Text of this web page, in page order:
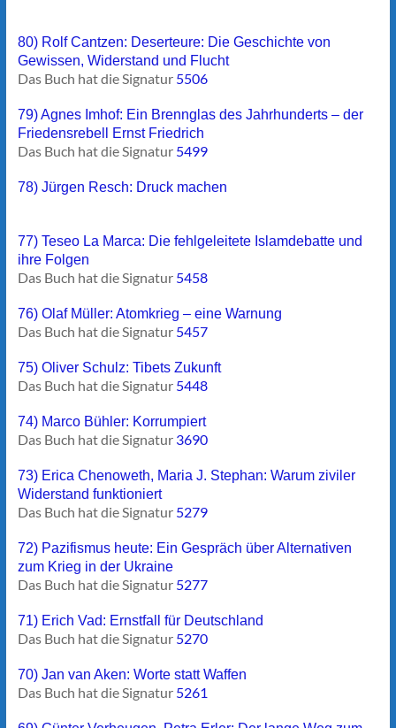
80) Rolf Cantzen: Deserteure: Die Geschichte von
Gewissen, Widerstand und Flucht
Das Buch hat die Signatur 5506
79) Agnes Imhof: Ein Brennglas des Jahrhunderts – der
Friedensrebell Ernst Friedrich
Das Buch hat die Signatur 5499
78) Jürgen Resch: Druck machen
77) Teseo La Marca: Die fehlgeleitete Islamdebatte und
ihre Folgen
Das Buch hat die Signatur 5458
76) Olaf Müller: Atomkrieg – eine Warnung
Das Buch hat die Signatur 5457
75) Oliver Schulz: Tibets Zukunft
Das Buch hat die Signatur 5448
74) Marco Bühler: Korrumpiert
Das Buch hat die Signatur 3690
73) Erica Chenoweth, Maria J. Stephan: Warum ziviler
Widerstand funktioniert
Das Buch hat die Signatur 5279
72) Pazifismus heute: Ein Gespräch über Alternativen
zum Krieg in der Ukraine
Das Buch hat die Signatur 5277
71) Erich Vad: Ernstfall für Deutschland
Das Buch hat die Signatur 5270
70) Jan van Aken: Worte statt Waffen
Das Buch hat die Signatur 5261